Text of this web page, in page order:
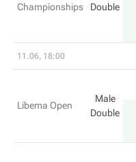
Championships Double
11.06, 18:00
Libema Open
Male
Double